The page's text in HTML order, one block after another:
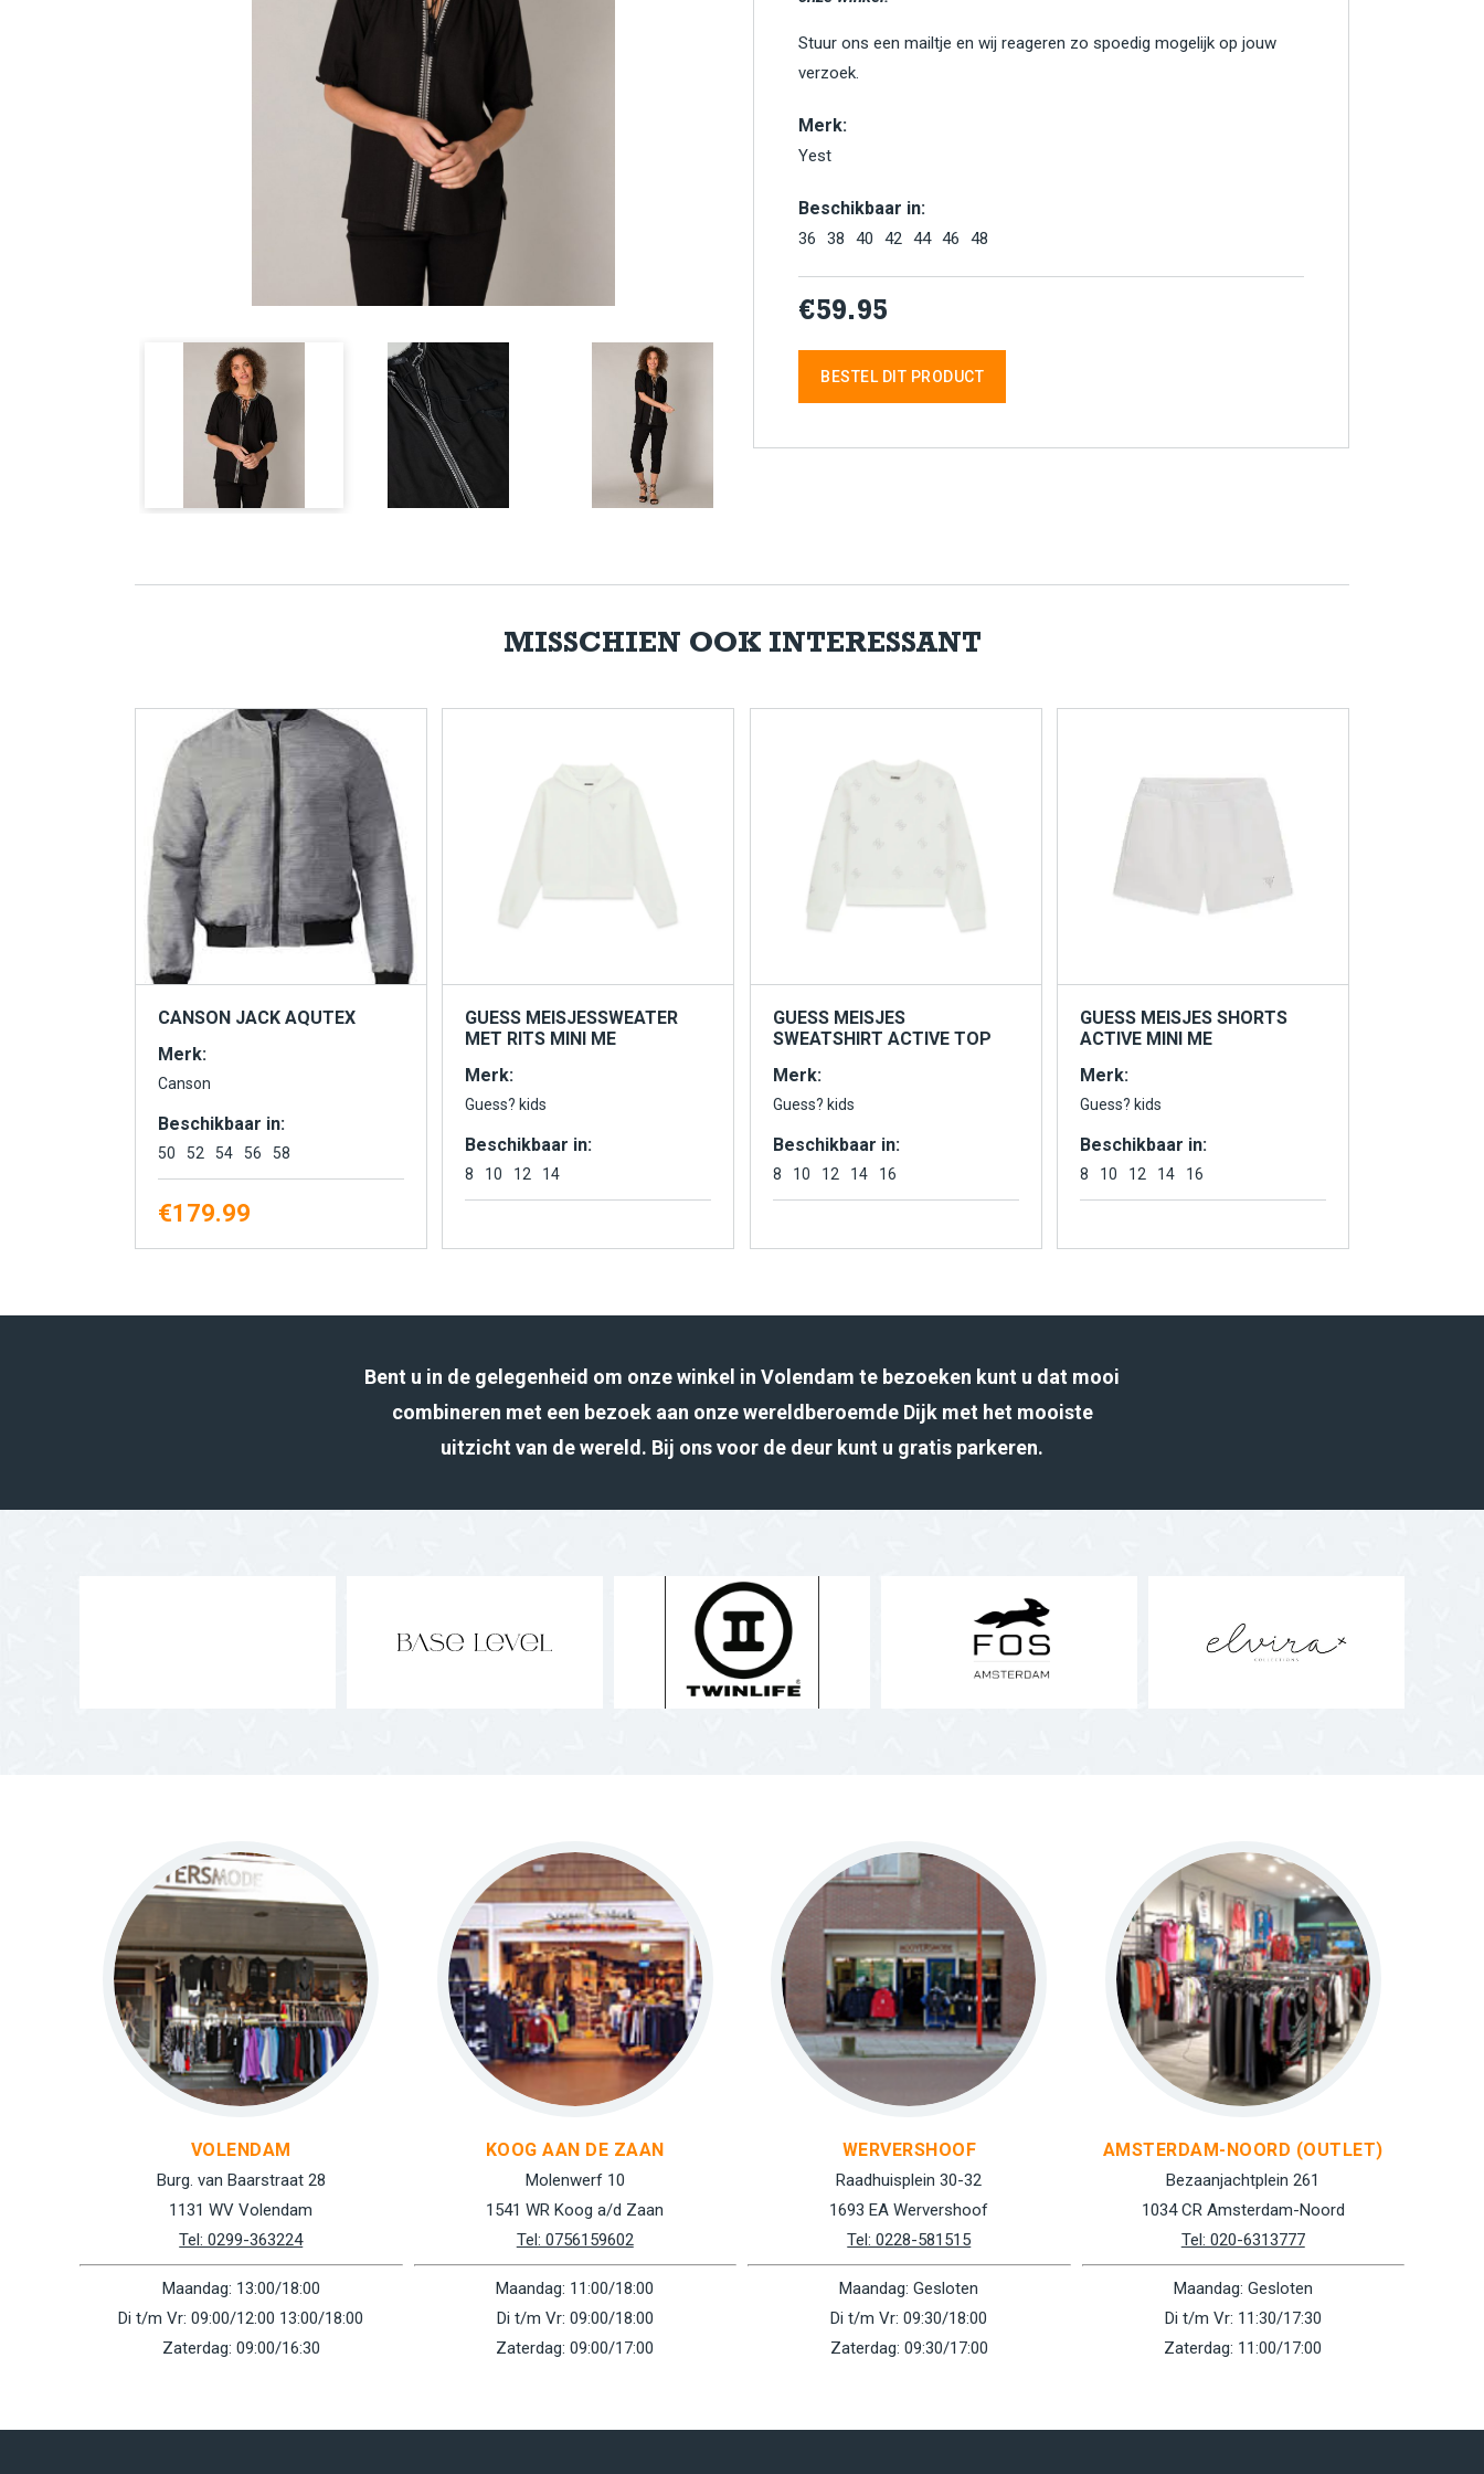
Stuur ons een mailtje en wij reageren zo spoedig mogelijk op jouw
verzoek.
Merk:
Yest
Beschikbaar in:
36 38 40 42 44 46 48
€59.95
BESTEL DIT PRODUCT
MISSCHIEN OOK INTERESSANT
CANSON JACK AQUTEX
Merk:
Canson
Beschikbaar in:
50 52 54 56 58
€179.99
GUESS MEISJESSWEATER
MET RITS MINI ME
Merk:
Guess? kids
Beschikbaar in:
8 10 12 14
GUESS MEISJES
SWEATSHIRT ACTIVE TOP
Merk:
Guess? kids
Beschikbaar in:
8 10 12 14 16
GUESS MEISJES SHORTS
ACTIVE MINI ME
Merk:
Guess? kids
Beschikbaar in:
8 10 12 14 16
Bent u in de gelegenheid om onze winkel in Volendam te bezoeken kunt u dat mooi
combineren met een bezoek aan onze wereldberoemde Dijk met het mooiste
uitzicht van de wereld. Bij ons voor de deur kunt u gratis parkeren.
VOLENDAM
Burg. van Baarstraat 28
1131 WV Volendam
Tel: 0299-363224
Maandag: 13:00/18:00
Di t/m Vr: 09:00/12:00 13:00/18:00
Zaterdag: 09:00/16:30
KOOG AAN DE ZAAN
Molenwerf 10
1541 WR Koog a/d Zaan
Tel: 0756159602
Maandag: 11:00/18:00
Di t/m Vr: 09:00/18:00
Zaterdag: 09:00/17:00
WERVERSHOOF
Raadhuisplein 30-32
1693 EA Wervershoof
Tel: 0228-581515
Maandag: Gesloten
Di t/m Vr: 09:30/18:00
Zaterdag: 09:30/17:00
AMSTERDAM-NOORD (OUTLET)
Bezaanjachtplein 261
1034 CR Amsterdam-Noord
Tel: 020-6313777
Maandag: Gesloten
Di t/m Vr: 11:30/17:30
Zaterdag: 11:00/17:00